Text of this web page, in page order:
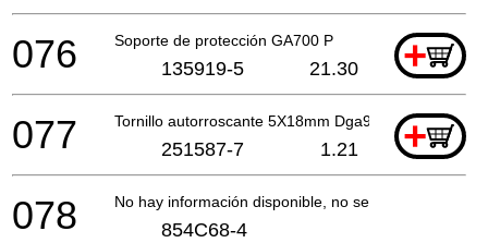
Soporte de protección GA700 P +
076 135919-5 21.30
Tornillo autorroscante 5X18mm Dga900 +
077 251587-7 1.21
No hay información disponible, no se puede pedir
078 854C68-4